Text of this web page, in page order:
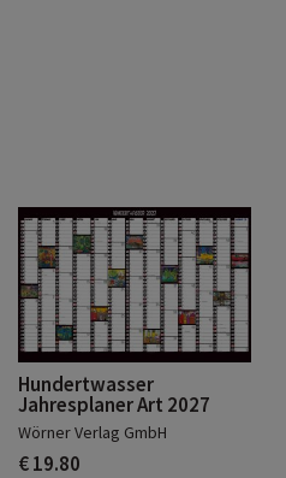
Hundertwasser
Jahresplaner Art 2027
Wörner Verlag GmbH
€ 19.80